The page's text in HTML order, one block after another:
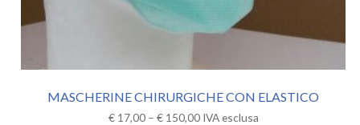
MASCHERINE CHIRURGICHE CON ELASTICO
€17,00– €150,00 IVA esclusa